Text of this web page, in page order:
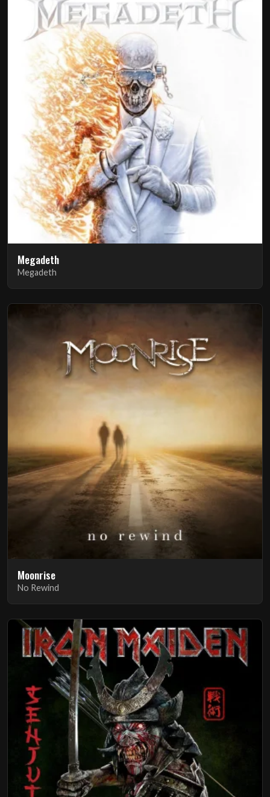
Megadeth
Megadeth
Moonrise
No Rewind